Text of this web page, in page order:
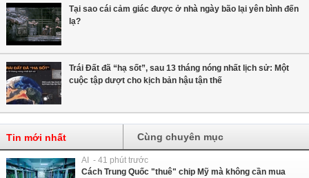
Tại sao cái cảm giác được ở nhà ngày bão lại yên bình đến
lạ?
Trái Đất đã “hạ sốt”, sau 13 tháng nóng nhất lịch sử: Một
cuộc tập dượt cho kịch bản hậu tận thế
Tin mới nhất Cùng chuyên mục
AI - 41 phút trước
Cách Trung Quốc "thuê" chip Mỹ mà không cần mua